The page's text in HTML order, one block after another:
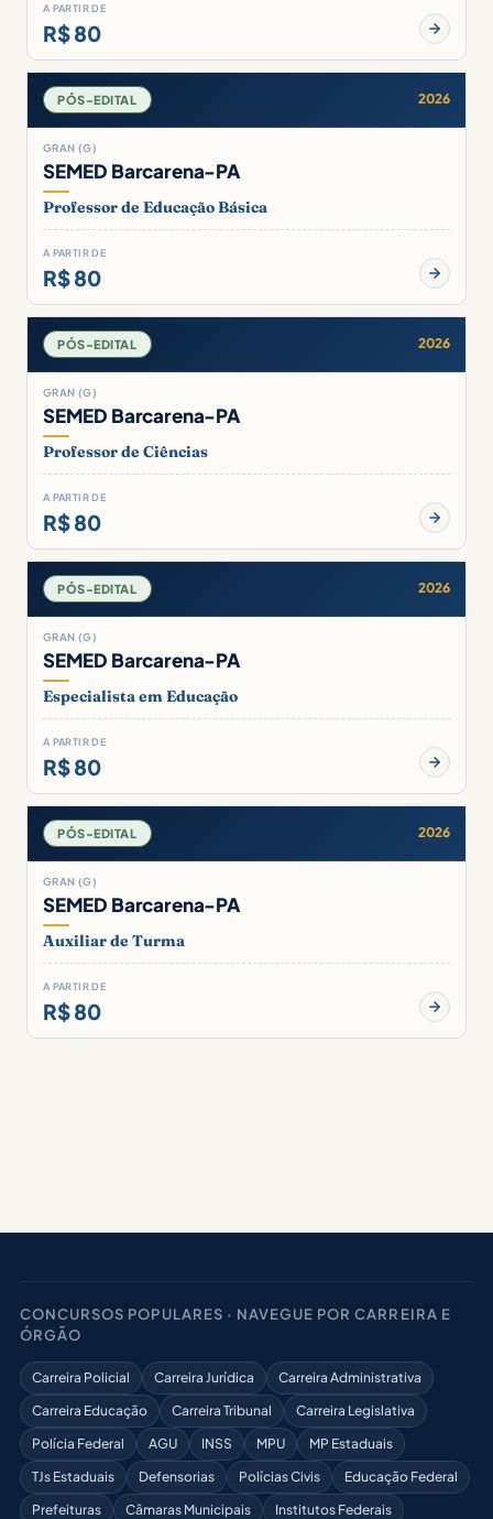
A PARTIR DE
R$ 80
PÓS-EDITAL 2026
GRAN (G)
SEMED Barcarena-PA
Professor de Educação Básica
A PARTIR DE
R$ 80
PÓS-EDITAL 2026
GRAN (G)
SEMED Barcarena-PA
Professor de Ciências
A PARTIR DE
R$ 80
PÓS-EDITAL 2026
GRAN (G)
SEMED Barcarena-PA
Especialista em Educação
A PARTIR DE
R$ 80
PÓS-EDITAL 2026
GRAN (G)
SEMED Barcarena-PA
Auxiliar de Turma
A PARTIR DE
R$ 80
CONCURSOS POPULARES · NAVEGUE POR CARREIRA E
ÓRGÃO
Carreira Policial Carreira Jurídica
Carreira Administrativa
Carreira Educação
Carreira Tribunal
Carreira Legislativa
Polícia Federal
AGU INSS MPU
MP Estaduais
TJs Estaduais
Defensorias Polícias Civis
Educação Federal
Prefeituras
Câmaras Municipais Institutos Federais